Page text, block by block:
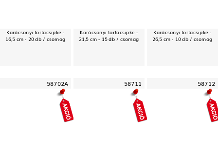
Karácsonyi tortacsipke -
16,5 cm - 20 db / csomag
Karácsonyi tortacsipke -
21,5 cm - 15 db / csomag
Karácsonyi tortacsipke -
26,5 cm - 10 db / csomag
58702A 58711 58712